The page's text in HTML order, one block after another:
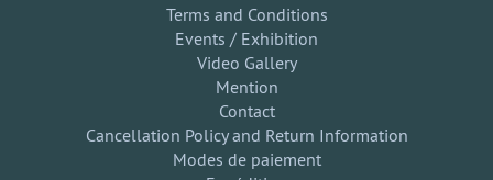
Terms and Conditions
Events / Exhibition
Video Gallery
Mention
Contact
Cancellation Policy and Return Information
Modes de paiement